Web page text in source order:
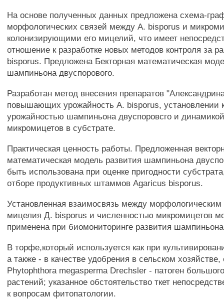
На основе полученных данных предложена схема-
морфологических связей между А. bisporus и
колонизирующими его мицелий, что имеет
отношение к разработке новых методов контроля за
bisporus. Предложена Бекторная математическая
шампиньона двуспорового.
Разработан метод внесения препаратов
повышающих урожайность А. bisporus, установлении
урожайностью шампиньона двуспоровсго и
микромицетов в субстрате.
Практическая ценность работы. Предложенная
математическая модель развития шампиньона
быть использована при оценке пригодности
отборе продуктивных штаммов Agaricus bisporus.
Установленная взаимосвязь между
мицелия Д. bisporus и численностью микромицетов
применена при биомониторинге развития
В торфе,который используется как при
а также - в качестве удобрения в сельском
Phytophthora megasperma Drechsler - патоген
растений; указанное обстоятельство ткет
к вопросам фитопатологии.